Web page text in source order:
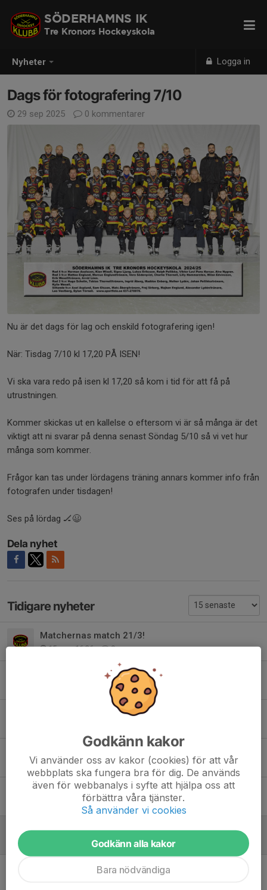
Nyheter Logga in
SÖDERHAMNS IK
Tre Kronors Hockeyskola
Dags för fotografering 7/10
29 sep 2025 0 kommentarer
Nu är det dags för lag och enskild fotografering igen!
När: Tisdag 7/10 kl 17,20 PÅ ISEN!
Vi ska vara redo på isen kl 17,20 så kom i tid för att få på
utrustningen.
Kommer skickas ut en kallelse o eftersom vi är så många är det
viktigt att ni svarar på denna senast Söndag 5/10 så vi vet hur
många som kommer.
Frågor kan tas under lördagens träning annars kommer info från
fotografen under tisdagen!
Ses på lördag 🏒😃
Dela nyhet
Tidigare nyheter
Matchernas match 21/3!
15 mar, 16:36 0
Dags för årets sista träning på lördag! 🏒🎅🏼
0
Mulle meck cup 23/11 född -19-21
17 nov 2025 0
Info inför Poolspel Hudik 16/11
11 nov 2025 0
Dags för fotografering 7/10
29 sep 2025 0
Snart är vi äntligen igång igen 🏒
Godkänn kakor
Vi använder oss av kakor (cookies) för att vår
webbplats ska fungera bra för dig. De används
även för webbanalys i syfte att hjälpa oss att
förbättra våra tjänster.
Så använder vi cookies
Godkänn alla kakor
Bara nödvändiga